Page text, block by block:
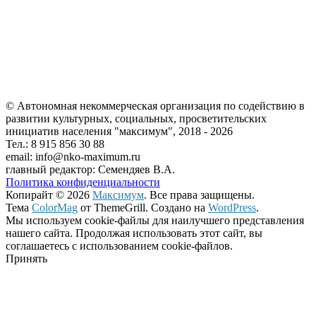
© Автономная некоммерческая организация по содействию в
развитии культурных, социальных, просветительских
инициатив населения "максимум", 2018 - 2026
Тел.: 8 915 856 30 88
email: info@nko-maximum.ru
главный редактор: Семендяев В.А.
Политика конфиденциальности
Копирайт © 2026 Максимум. Все права защищены.
Тема ColorMag от ThemeGrill. Создано на WordPress.
Мы используем cookie-файлы для наилучшего представления
нашего сайта. Продолжая использовать этот сайт, вы
соглашаетесь с использованием cookie-файлов.
Принять